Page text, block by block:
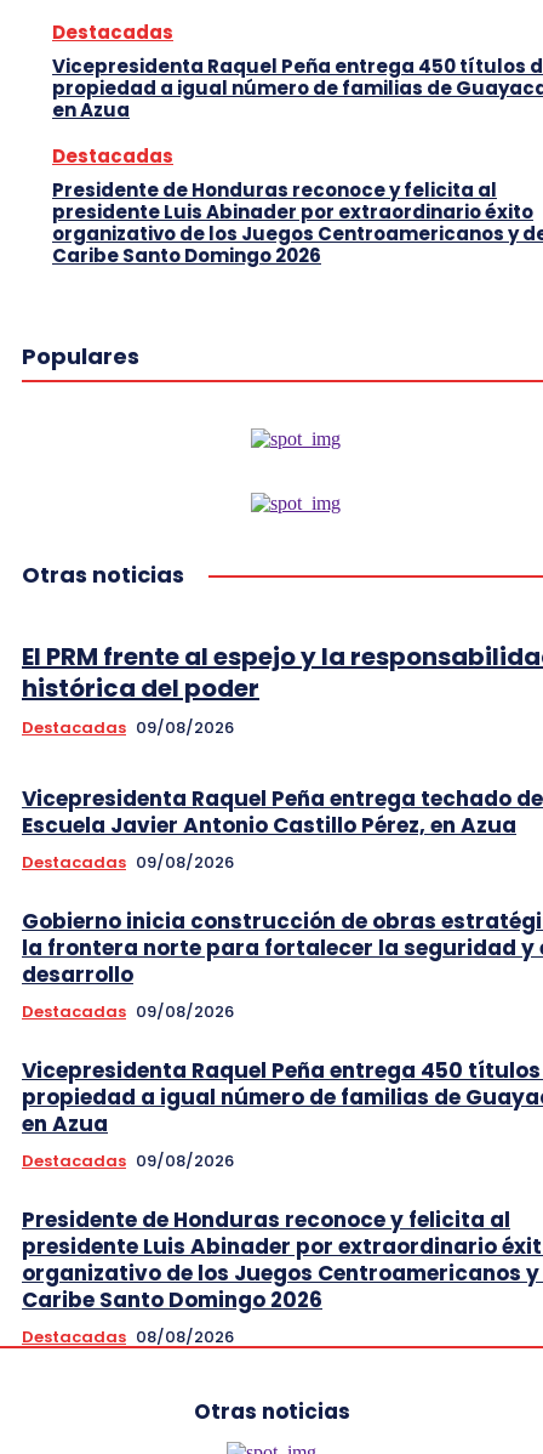
Destacadas
Vicepresidenta Raquel Peña entrega 450 títulos
propiedad a igual número de familias de
en Azua
Destacadas
Presidente de Honduras reconoce y felicita al
presidente Luis Abinader por extraordinario éxito
organizativo de los Juegos Centroamericanos y
Caribe Santo Domingo 2026
Populares
Otras noticias
El PRM frente al espejo y la
histórica del poder
Destacadas 09/08/2026
Vicepresidenta Raquel Peña entrega techado
Escuela Javier Antonio Castillo Pérez, en Azua
Destacadas 09/08/2026
Gobierno inicia construcción de obras
la frontera norte para fortalecer la seguridad y
desarrollo
Destacadas 09/08/2026
Vicepresidenta Raquel Peña entrega 450
propiedad a igual número de familias de
en Azua
Destacadas 09/08/2026
Presidente de Honduras reconoce y felicita al
presidente Luis Abinader por extraordinario
organizativo de los Juegos Centroamericanos
Caribe Santo Domingo 2026
Destacadas 08/08/2026
Otras noticias